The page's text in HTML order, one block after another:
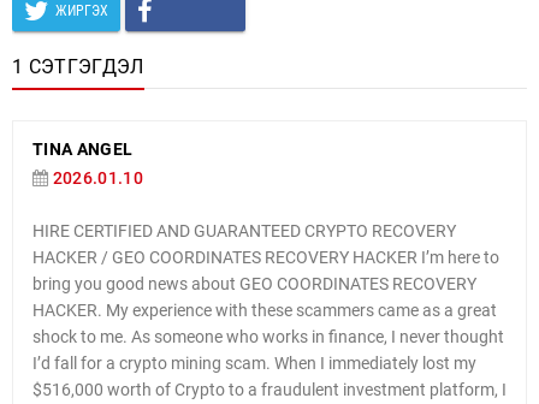
ЖИРГЭХ
1 СЭТГЭГДЭЛ
TINA ANGEL
2026.01.10
HIRE CERTIFIED AND GUARANTEED CRYPTO RECOVERY
HACKER / GEO COORDINATES RECOVERY HACKER I’m here to
bring you good news about GEO COORDINATES RECOVERY
HACKER. My experience with these scammers came as a great
shock to me. As someone who works in finance, I never thought
I’d fall for a crypto mining scam. When I immediately lost my
$516,000 worth of Crypto to a fraudulent investment platform, I